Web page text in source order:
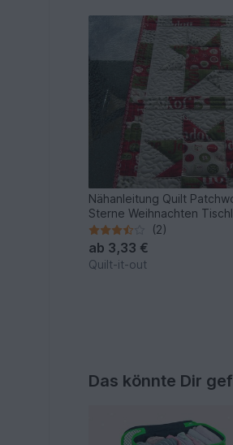
Nähanleitung Quilt
Sterne Weihnachten
(2)
ab 3,33 €
Quilt-it-out
Das könnte Dir